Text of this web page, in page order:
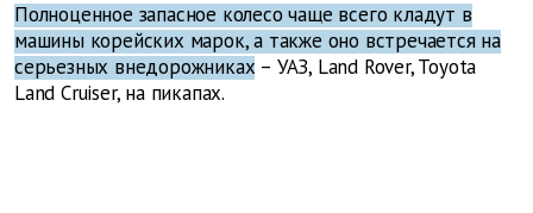
Полноценное запасное колесо чаще всего кладут в
машины корейских марок, а также оно встречается на
серьезных внедорожниках – УАЗ, Land Rover, Toyota
Land Cruiser, на пикапах.